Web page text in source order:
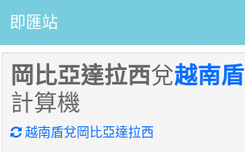
即匯站
岡比亞達拉西兌越南盾
計算機
越南盾兌岡比亞達拉西